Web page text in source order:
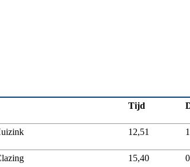
Tijd
12,51
15,40